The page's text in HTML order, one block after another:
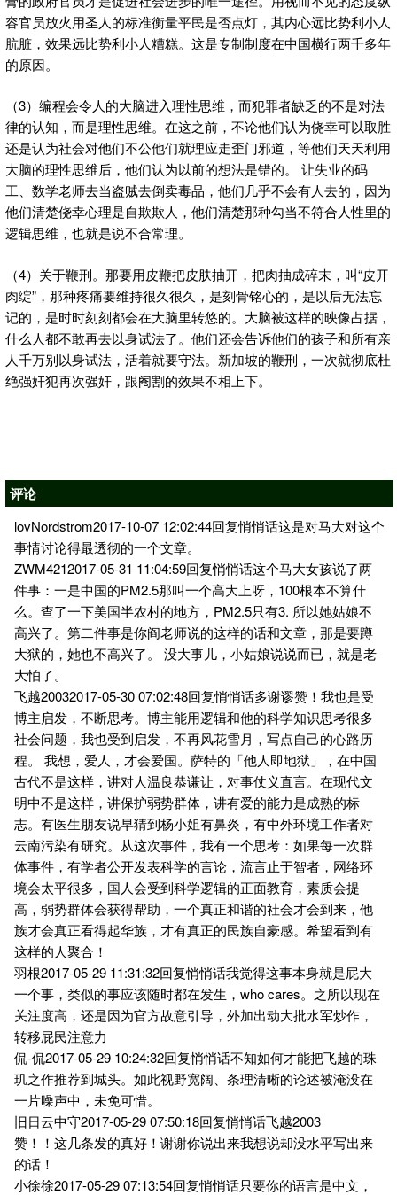
容官员放火用圣人的标准衡量平民是否点灯，其内心远比势利小人
肮脏，效果远比势利小人糟糕。这是专制制度在中国横行两千多年
的原因。
（3）编程会令人的大脑进入理性思维，而犯罪者缺乏的不是对法
律的认知，而是理性思维。在这之前，不论他们认为侥幸可以取胜
还是认为社会对他们不公他们就理应走歪门邪道，等他们天天利用
大脑的理性思维后，他们认为以前的想法是错的。 让失业的码
工、数学老师去当盗贼去倒卖毒品，他们几乎不会有人去的，因为
他们清楚侥幸心理是自欺欺人，他们清楚那种勾当不符合人性里的
逻辑思维，也就是说不合常理。
（4）关于鞭刑。那要用皮鞭把皮肤抽开，把肉抽成碎末，叫“皮开
肉绽”，那种疼痛要维持很久很久，是刻骨铭心的，是以后无法忘
记的，是时时刻刻都会在大脑里转悠的。大脑被这样的映像占据，
什么人都不敢再去以身试法了。他们还会告诉他们的孩子和所有亲
人千万别以身试法，活着就要守法。新加坡的鞭刑，一次就彻底杜
绝强奸犯再次强奸，跟阉割的效果不相上下。
评论
lovNordstrom2017-10-07 12:02:44回复悄悄话这是对马大对这个
事情讨论得最透彻的一个文章。
ZWM4212017-05-31 11:04:59回复悄悄话这个马大女孩说了两
件事：一是中国的PM2.5那叫一个高大上呀，100根本不算什
么。查了一下美国半农村的地方，PM2.5只有3. 所以她姑娘不
高兴了。第二件事是你阎老师说的这样的话和文章，那是要蹲
大狱的，她也不高兴了。 没大事儿，小姑娘说说而已，就是老
大怕了。
飞越20032017-05-30 07:02:48回复悄悄话多谢谬赞！我也是受
博主启发，不断思考。博主能用逻辑和他的科学知识思考很多
社会问题，我也受到启发，不再风花雪月，写点自己的心路历
程。 我想，爱人，才会爱国。萨特的「他人即地狱」，在中国
古代不是这样，讲对人温良恭谦让，对事仗义直言。在现代文
明中不是这样，讲保护弱势群体，讲有爱的能力是成熟的标
志。有医生朋友说早猜到杨小姐有鼻炎，有中外环境工作者对
云南污染有研究。从这次事件，我有一个思考：如果每一次群
体事件，有学者公开发表科学的言论，流言止于智者，网络环
境会太平很多，国人会受到科学逻辑的正面教育，素质会提
高，弱势群体会获得帮助，一个真正和谐的社会才会到来，他
族才会真正看得起华族，才有真正的民族自豪感。希望看到有
这样的人聚合！
羽根2017-05-29 11:31:32回复悄悄话我觉得这事本身就是屁大
一个事，类似的事应该随时都在发生，who cares。之所以现在
关注度高，还是因为官方故意引导，外加出动大批水军炒作，
转移屁民注意力
侃-侃2017-05-29 10:24:32回复悄悄话不知如何才能把飞越的珠
玑之作推荐到城头。如此视野宽阔、条理清晰的论述被淹没在
一片噪声中，未免可惜。
旧日云中守2017-05-29 07:50:18回复悄悄话飞越2003
赞！！这几条发的真好！谢谢你说出来我想说却没水平写出来
的话！
小徐徐2017-05-29 07:13:54回复悄悄话只要你的语言是中文，